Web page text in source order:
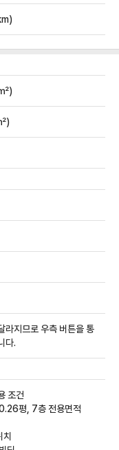
)
)
라지므로 우측 버튼을 통
다.
조건
평, 7층 전용면적